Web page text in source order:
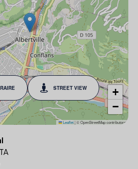
STREET VIEW
+
−
Leaflet|© OpenStreetMap contributors